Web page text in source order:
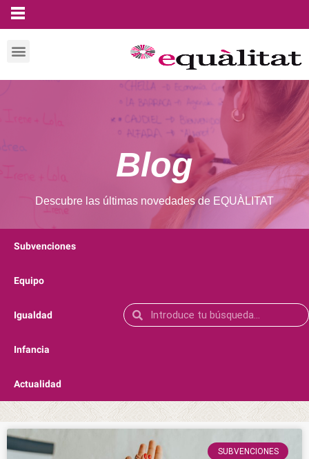
Blog
Descubre las últimas novedades de EQUÀLITAT
Subvenciones
Equipo
Igualdad
Infancia
Actualidad
SUBVENCIONES